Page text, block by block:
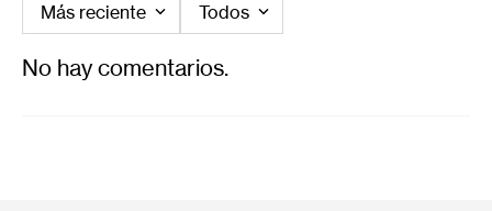
Más reciente Todos
No hay comentarios.